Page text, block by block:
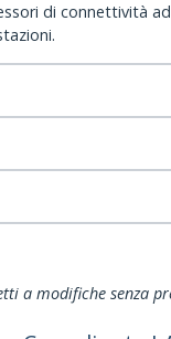
di connettività
a modifiche senza